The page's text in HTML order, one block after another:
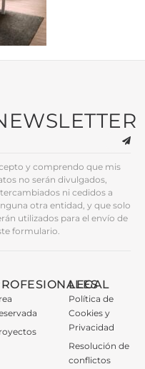
y comprendo que mis
no serán divulgados,
ni cedidos a
otra entidad, y que solo
utilizados para el envío de
formulario.
LEGAL
Política de
Cookies y
Privacidad
Resolución de
conflictos